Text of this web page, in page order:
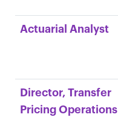
Actuarial Analyst
Director, Transfer
Pricing Operations